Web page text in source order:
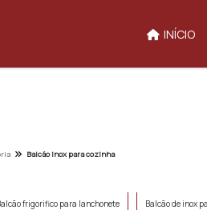
INÍCIO
Balcão inox para cozinha
frigorifico para lanchonete Balcão de inox